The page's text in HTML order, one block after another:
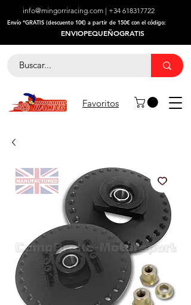
info@mingorriracing.com | +34 618317722
​Envío *GRATIS (descuento 10€) a partir de 150€ con el código:
ENVIOPEQUEÑOGRATIS
Favoritos